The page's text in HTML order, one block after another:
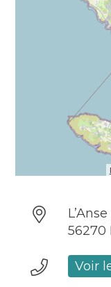
56270
Voir